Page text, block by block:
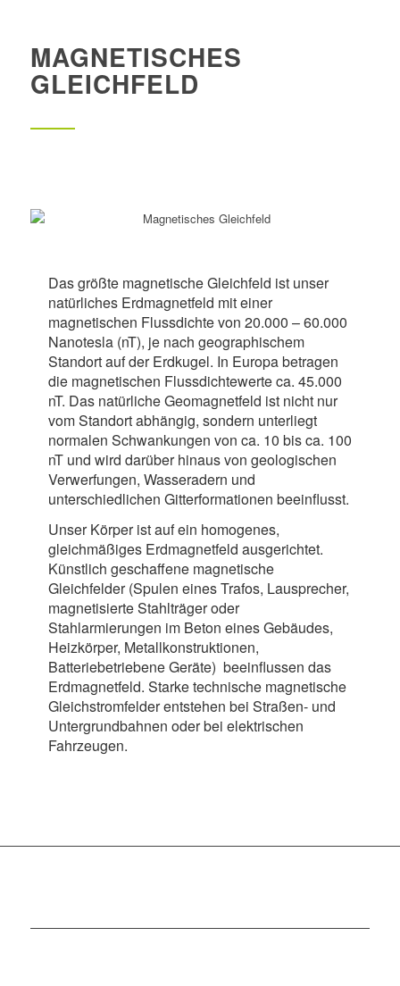
MAGNETISCHES
GLEICHFELD
Das größte magnetische Gleichfeld ist unser
natürliches Erdmagnetfeld mit einer
magnetischen Flussdichte von 20.000 – 60.000
Nanotesla (nT), je nach geographischem
Standort auf der Erdkugel. In Europa betragen
die magnetischen Flussdichtewerte ca. 45.000
nT. Das natürliche Geomagnetfeld ist nicht nur
vom Standort abhängig, sondern unterliegt
normalen Schwankungen von ca. 10 bis ca. 100
nT und wird darüber hinaus von geologischen
Verwerfungen, Wasseradern und
unterschiedlichen Gitterformationen beeinflusst.
Unser Körper ist auf ein homogenes,
gleichmäßiges Erdmagnetfeld ausgerichtet.
Künstlich geschaffene magnetische
Gleichfelder (Spulen eines Trafos, Lausprecher,
magnetisierte Stahlträger oder
Stahlarmierungen im Beton eines Gebäudes,
Heizkörper, Metallkonstruktionen,
Batteriebetriebene Geräte) beeinflussen das
Erdmagnetfeld. Starke technische magnetische
Gleichstromfelder entstehen bei Straßen- und
Untergrundbahnen oder bei elektrischen
Fahrzeugen.